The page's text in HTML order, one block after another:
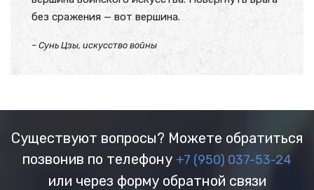
без сражения — вот вершина.
– Сунь Цзы, искусство войны
Существуют вопросы? Можете обратиться
позвонив по телефону +7 (950) 037-53-24
или через форму обратной связи